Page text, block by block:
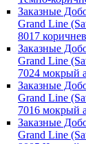
Заказные
Grand Line
8017
Заказные
Grand Line
7024 мокрый
Заказные
Grand Line
7016 мокрый
Заказные
Grand Line